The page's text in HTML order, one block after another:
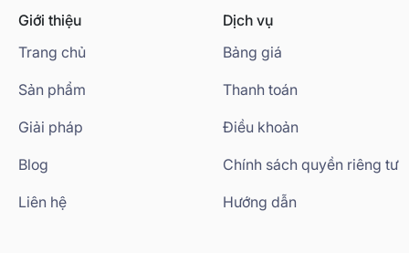
Giới thiệu
Trang chủ
Sản phẩm
Giải pháp
Blog
Liên hệ
Dịch vụ
Bảng giá
Thanh toán
Điều khoản
Chính sách quyền riêng tư
Hướng dẫn